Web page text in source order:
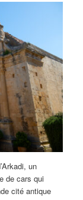
un
de cars qui
cité antique